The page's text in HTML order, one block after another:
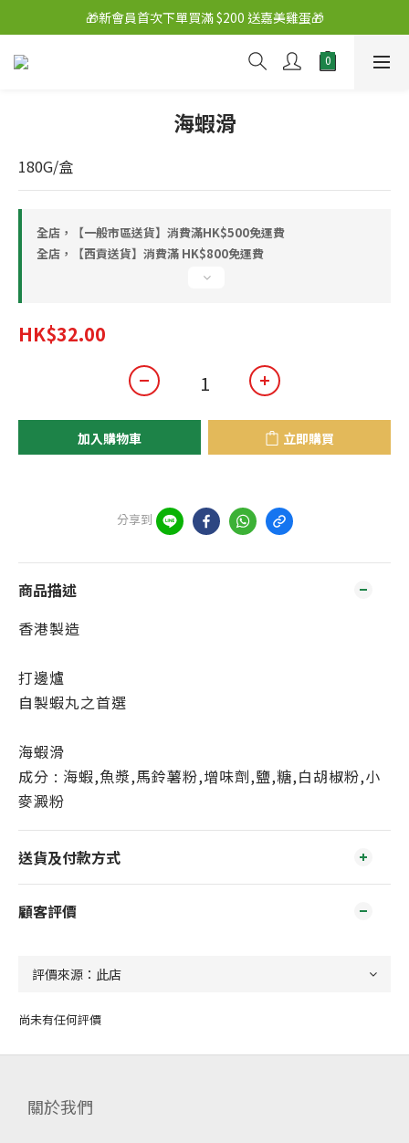
🎁新會員首次下單買滿 $200 送嘉美雞蛋🎁
海蝦滑
180G/盒
全店，【一般市區送貨】消費滿HK$500免運費
全店，【西貢送貨】消費滿 HK$800免運費
HK$32.00
加入購物車 立即購買
分享到
商品描述
香港製造
打邊爐
自製蝦丸之首選
海蝦滑
成分 : 海蝦,魚漿,馬鈴薯粉,增味劑,鹽,糖,白胡椒粉,小
麥澱粉
送貨及付款方式
顧客評價
尚未有任何評價
關於我們